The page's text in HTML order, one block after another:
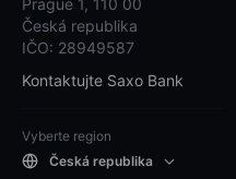
Prague 1, 110 00
Česká republika
IČO: 28949587
Kontaktujte Saxo Bank
Vyberte region
Česká republika